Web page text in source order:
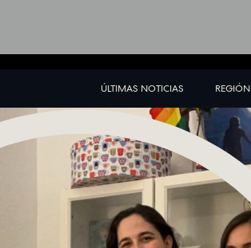
ÚLTIMAS NOTICIAS REGIÓN